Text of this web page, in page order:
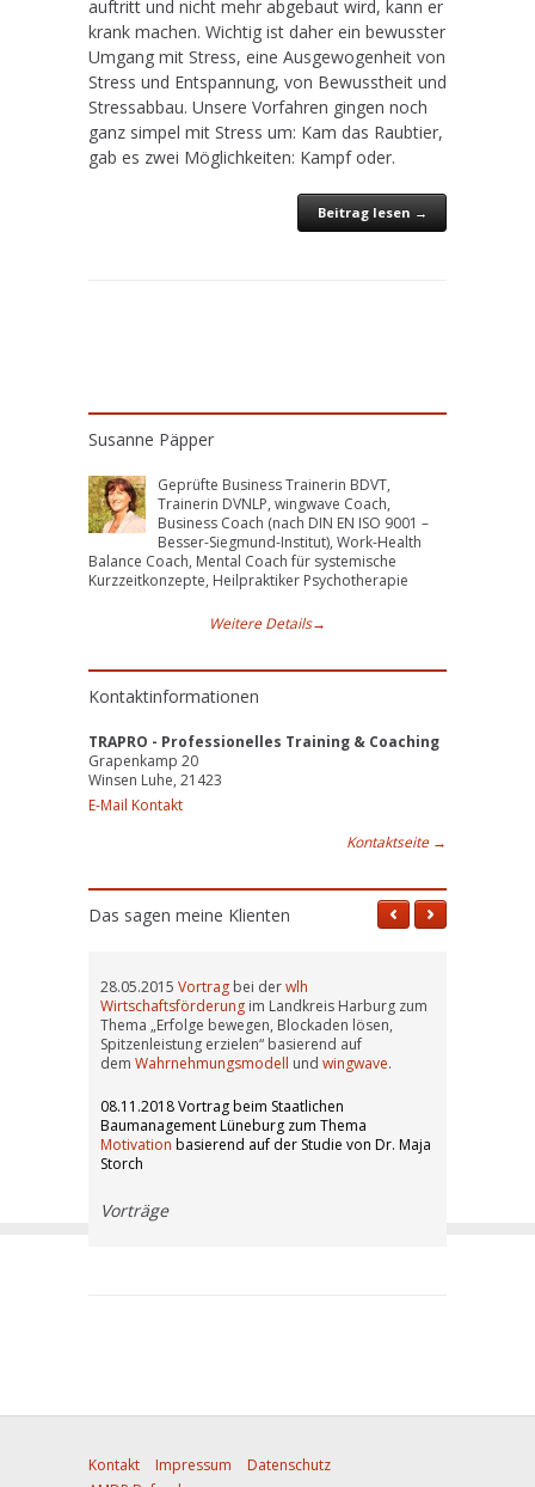
auftritt und nicht mehr abgebaut wird, kann er
krank machen. Wichtig ist daher ein bewusster
Umgang mit Stress, eine Ausgewogenheit von
Stress und Entspannung, von Bewusstheit und
Stressabbau. Unsere Vorfahren gingen noch
ganz simpel mit Stress um: Kam das Raubtier,
gab es zwei Möglichkeiten: Kampf oder.
Beitrag lesen →
Susanne Päpper
Geprüfte Business Trainerin BDVT,
Trainerin DVNLP, wingwave Coach,
Business Coach (nach DIN EN ISO 9001 –
Besser-Siegmund-Institut), Work-Health
Balance Coach, Mental Coach für systemische
Kurzzeitkonzepte, Heilpraktiker Psychotherapie
Weitere Details→
Kontaktinformationen
TRAPRO - Professionelles Training & Coaching
Grapenkamp 20
Winsen Luhe, 21423
E-Mail Kontakt
Kontaktseite →
Das sagen meine Klienten
28.05.2015 Vortrag bei derwlh
Wirtschaftsförderung im Landkreis Harburg zum
Thema „Erfolge bewegen, Blockaden lösen,
Spitzenleistung erzielen“ basierend auf
dem Wahrnehmungsmodell und wingwave.
08.11.2018 Vortrag beim Staatlichen
Baumanagement Lüneburg zum Thema
Motivation basierend auf der Studie von Dr. Maja
Storch
Vorträge
Kontakt Impressum
Datenschutz